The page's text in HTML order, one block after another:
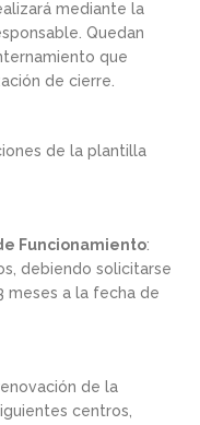
mediante la
Quedan
que
de cierre.
de la plantilla
Funcionamiento:
debiendo solicitarse
meses a la fecha de
de la
centros,